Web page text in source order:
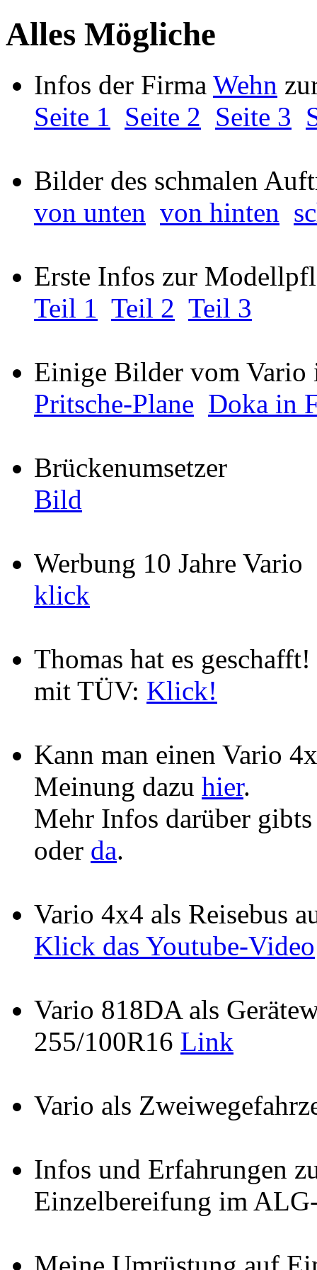
Alles Mögliche
Infos der Firma Wehn
Seite 1
Seite 2 Seite 3
Bilder des schmalen
von unten von hinten
Erste Infos zur
Teil 1 Teil 2 Teil 3
Einige Bilder vom
Pritsche-Plane Doka in
Brückenumsetzer
Bild
Werbung 10 Jahre Vario
klick
Thomas hat es
mit TÜV: Klick!
Kann man einen Vario
Meinung dazu hier.
Mehr Infos darüber
oder da.
Vario 4x4 als Reisebus
Klick das Youtube-Video
Vario 818DA als
255/100R16 Link
Vario als
Infos und Erfahrungen
Einzelbereifung im